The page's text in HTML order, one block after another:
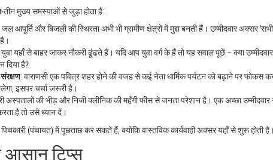
मुख्य समस्याओं से जुड़ा होता है:
आपूर्ति और बिजली की स्थिरता अभी भी ग्रामीण क्षेत्रों में मुद्दा बनती हैं। उम्मीदवार अक्सर
यहाँ से बाहर जाकर नौकरी ढूंढते हैं। यदि आप युवा वर्ग के हैं तो यह सवाल पूछें – क्या उम्मीदवार
दिया है?
: वाराणसी एक पवित्र शहर होने की वजह से कई नेता धार्मिक पर्यटन को बढ़ाने पर फोकस
इसपर चर्चा जरूरी है।
अस्पतालों की भीड़ और निजी क्लीनिक की महँगी फीस से जनता परेशान है। एक अच्छा
है तो उसे ध्यान दें।
(पंचायत) में पूछताछ कर सकते हैं, क्योंकि वास्तविक कार्यवाही अक्सर यहाँ से शुरू होती है।
आसान टिप्स